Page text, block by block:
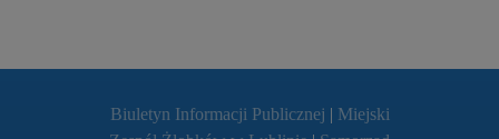
Biuletyn Informacji Publicznej | Miejski